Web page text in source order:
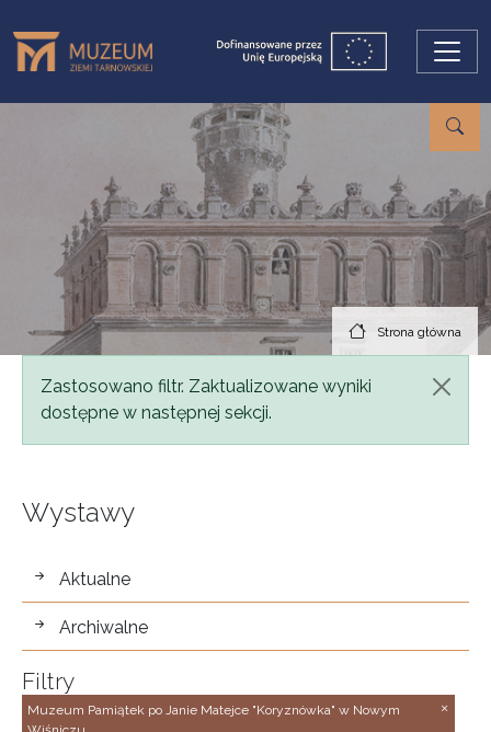
Strona główna
Komunikat
Zastosowano filtr. Zaktualizowane wyniki
dostępne w następnej sekcji.
Wystawy
wystawy
Aktualne
Archiwalne
Filtry
Muzeum Pamiątek po Janie Matejce "Koryznówka" w Nowym